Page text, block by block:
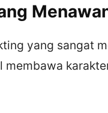
yang sangat
membawa